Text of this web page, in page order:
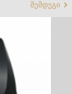
შემდეგი